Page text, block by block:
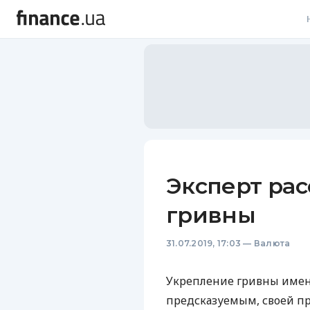
Эксперт
гривны
31.07.2019, 17:03 — Валюта
Укрепление гривны
предсказуемым, своей